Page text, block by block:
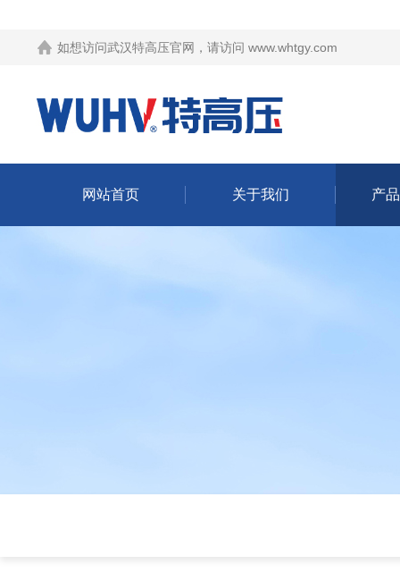
如想访问武汉特高压官网，请访问 www.whtgy.com
网站首页 关于我们 产